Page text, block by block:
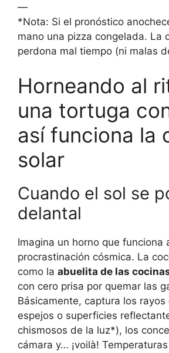
—
*Nota: Si el pronóstico
mano una pizza congelada. La
perdona mal tiempo (ni malas
Horneando al
una tortuga
así funciona la
solar
Cuando el sol se
delantal
Imagina un horno que funciona
procrastinación cósmica. La
como la abuelita de las
con cero prisa por quemar las
Básicamente, captura los rayos
espejos o superficies
chismosos de la luz*), los
cámara y… ¡voilà!